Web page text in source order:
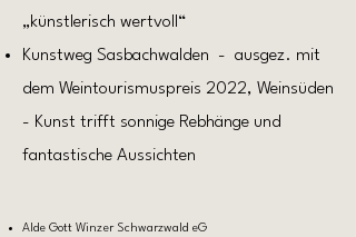
„künstlerisch wertvoll“
Kunstweg Sasbachwalden - ausgez. mit
dem Weintourismuspreis 2022, Weinsüden
- Kunst trifft sonnige Rebhänge und
fantastische Aussichten
Alde Gott Winzer Schwarzwald eG